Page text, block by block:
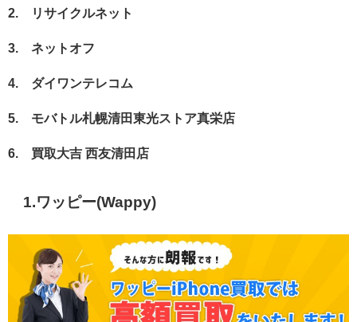
2. リサイクルネット
3. ネットオフ
4. ダイワンテレコム
5. モバトル札幌清田東光ストア真栄店
6. 買取大吉 西友清田店
1.ワッピー(Wappy)